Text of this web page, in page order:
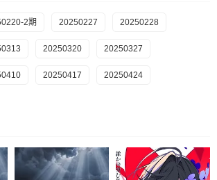
2期 20250227 20250228
20250320 20250327
20250417 20250424